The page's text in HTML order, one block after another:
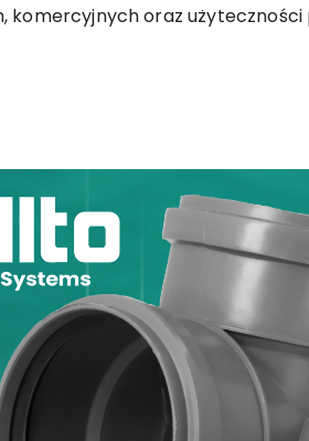
komercyjnych oraz użyteczności